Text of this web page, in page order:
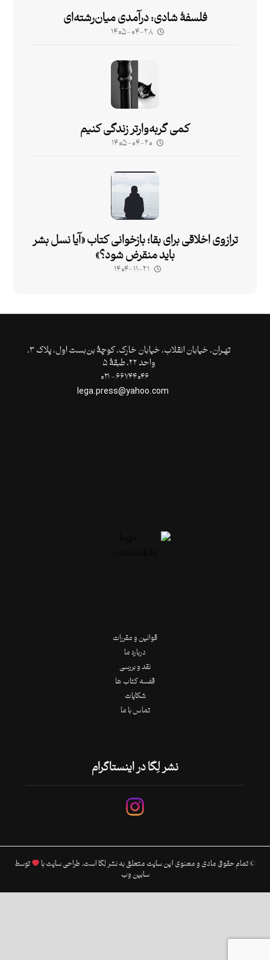
فلسفۀ شادی: درآمدی میان‌رشته‌ای
۱۴۰۵-۰۴-۲۸
کمی گربه‌وارتر زندگی کنیم
۱۴۰۵-۰۴-۲۰
ترازوی اخلاقی برای بقا؛ بازخوانی کتاب «آیا نسل بشر
باید منقرض شود؟»
۱۴۰۴-۱۱-۲۱
تهـران،‌ خیابان انقلاب، خیابان خارک، کوچۀ بن‌بست اول، پلاک ۳،
واحد ۲۲، طبقۀ ۵
قوانین و مقررات
درباره ما
نقد و بررسی
قفسه کتاب ها
شکایات
تماس با ما
نشر لِگا در اینستاگرام
© تمام حقوق مادی و معنوی این سایت متعلق به نشر لِگا است. طراحی سایت با
توسط
سابین وب